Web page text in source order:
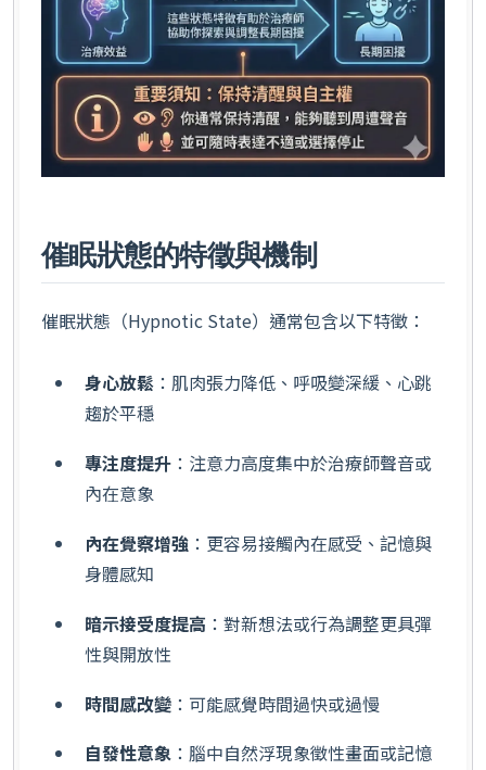
催眠狀態的特徵與機制
催眠狀態（Hypnotic State）通常包含以下特徵：
身心放鬆 ：肌肉張力降低、呼吸變深緩、心跳
趨於平穩
專注度提升 ：注意力高度集中於治療師聲音或
內在意象
內在覺察增強 ：更容易接觸內在感受、記憶與
身體感知
暗示接受度提高 ：對新想法或行為調整更具彈
性與開放性
時間感改變 ：可能感覺時間過快或過慢
自發性意象 ：腦中自然浮現象徵性畫面或記憶